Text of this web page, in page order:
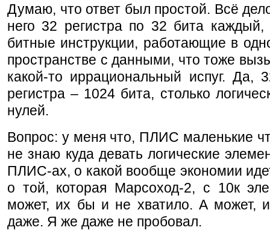
Думаю, что ответ был простой. Всё
него 32 регистра по 32 бита
битные инструкции, работающие в
пространстве с данными, что тоже
какой-то иррациональный испуг. Да,
регистра – 1024 бита, столько
нулей.
Вопрос: у меня что, ПЛИС маленькие
не знаю куда девать логические
ПЛИС-ах, о какой вообще экономии
о той, которая Марсоход-2, с 10к
может, их бы и не хватило. А может,
даже. Я же даже не пробовал.